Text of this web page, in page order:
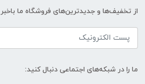
از تخفیف‌ها و جدیدترین‌های فروشگاه ما
ما را در شبکه‌های اجتماعی دنبال کنید: